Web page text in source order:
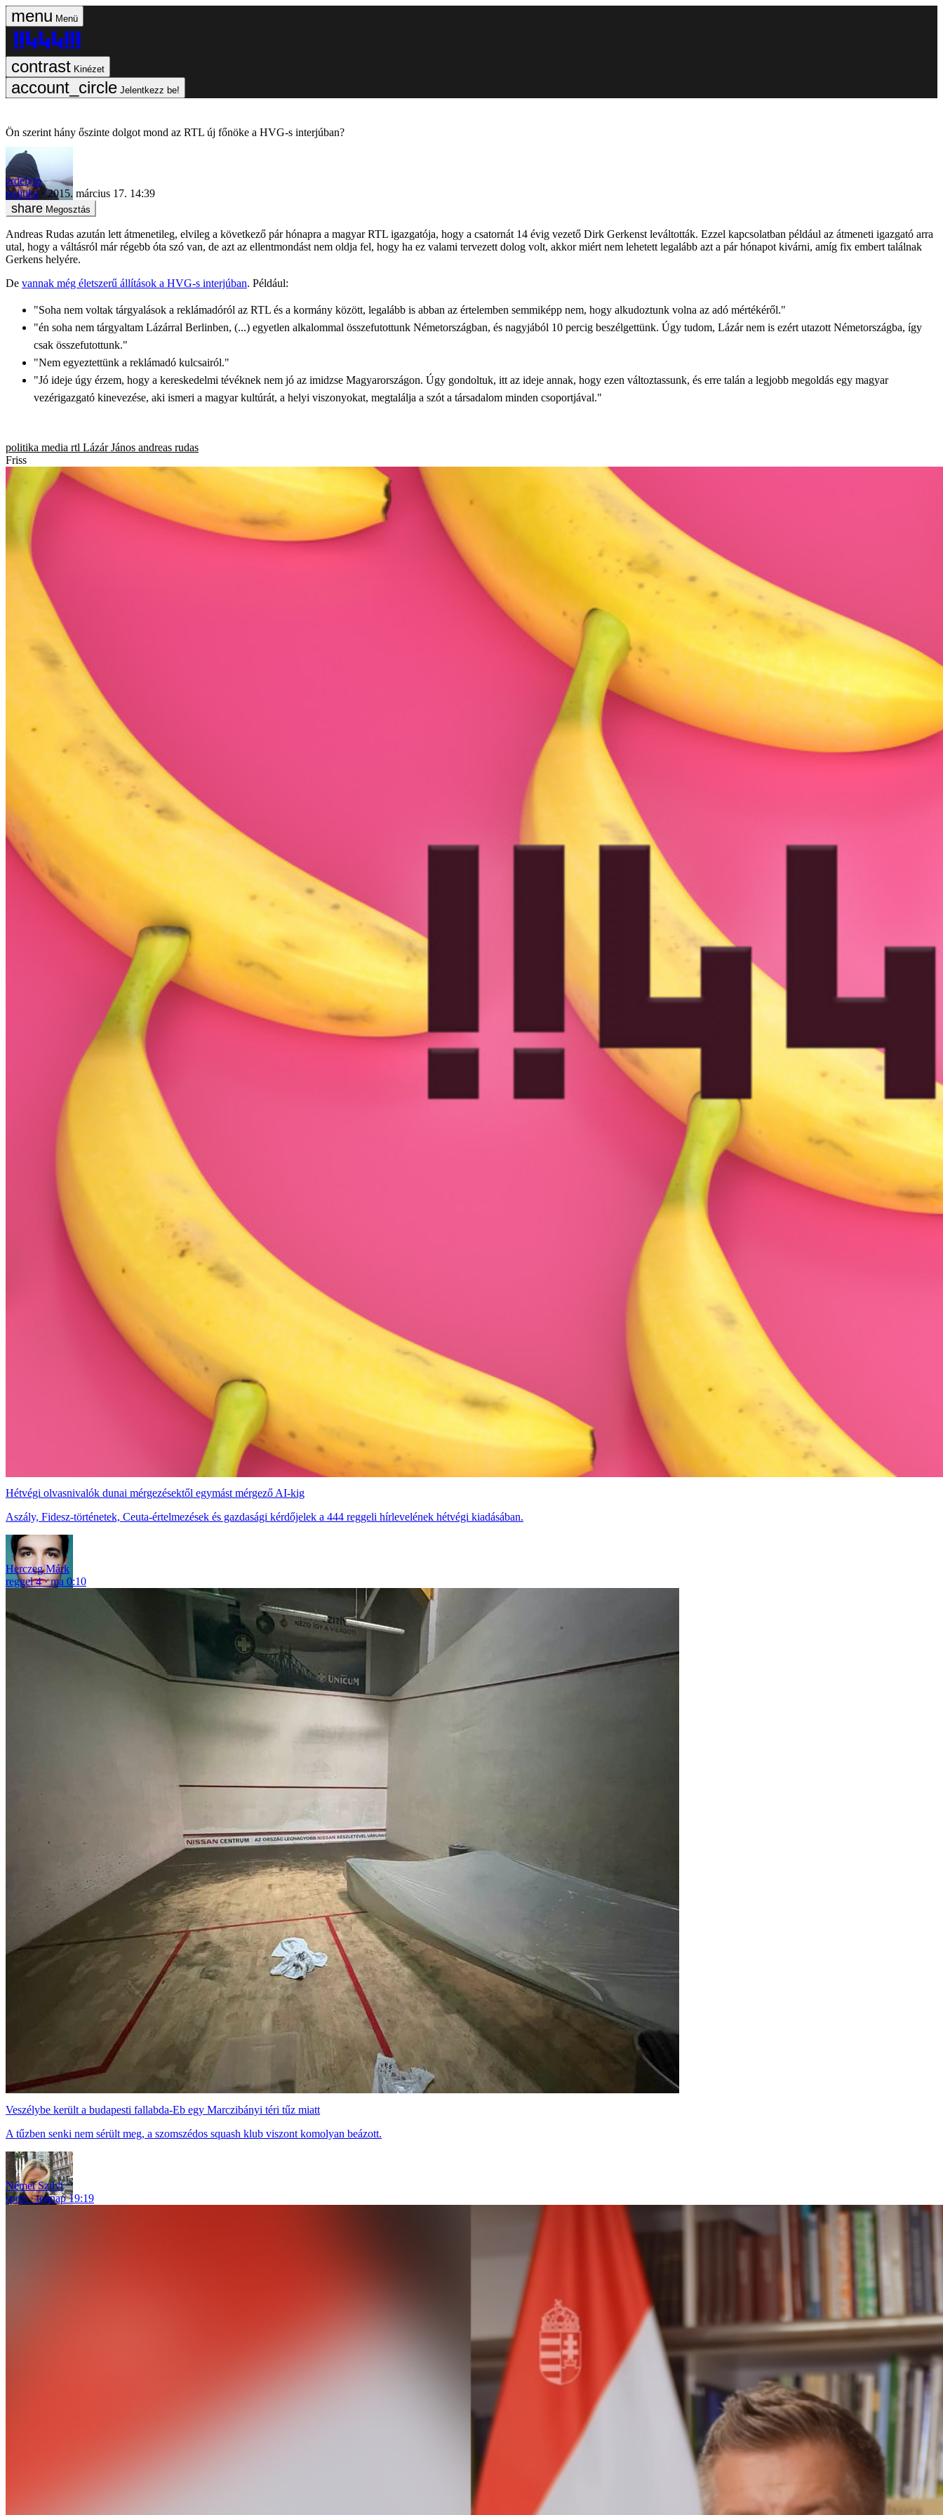
Menü
Kinézet
Jelentkezz be!
Ön szerint hány őszinte dolgot mond az RTL új főnöke a HVG-s interjúban?
erdelyip
politika
2015. március 17. 14:39
Megosztás
Andreas Rudas azután lett átmenetileg, elvileg a következő pár hónapra a magyar RTL igazgatója, hogy a csatornát 14 évig vezető Dirk Gerkenst leváltották. Ezzel kapcsolatban például az átmeneti igazgató arra
utal, hogy a váltásról már régebb óta szó van, de azt az ellentmondást nem oldja fel, hogy ha ez valami tervezett dolog volt, akkor miért nem lehetett legalább azt a pár hónapot kivárni, amíg fix embert találnak
Gerkens helyére.
De vannak még életszerű állítások a HVG-s interjúban. Például:
"Soha nem voltak tárgyalások a reklámadóról az RTL és a kormány között, legalább is abban az értelemben semmiképp nem, hogy alkudoztunk volna az adó mértékéről."
"én soha nem tárgyaltam Lázárral Berlinben, (...) egyetlen alkalommal összefutottunk Németországban, és nagyjából 10 percig beszélgettünk. Úgy tudom, Lázár nem is ezért utazott Németországba, így
csak összefutottunk."
"Nem egyeztettünk a reklámadó kulcsairól."
"Jó ideje úgy érzem, hogy a kereskedelmi tévéknek nem jó az imidzse Magyarországon. Úgy gondoltuk, itt az ideje annak, hogy ezen változtassunk, és erre talán a legjobb megoldás egy magyar
vezérigazgató kinevezése, aki ismeri a magyar kultúrát, a helyi viszonyokat, megtalálja a szót a társadalom minden csoportjával."
politika media rtl Lázár János andreas rudas
Friss
Hétvégi olvasnivalók dunai mérgezésektől egymást mérgező AI-kig
Aszály, Fidesz-történetek, Ceuta-értelmezések és gazdasági kérdőjelek a 444 reggeli hírlevelének hétvégi kiadásában.
Herczeg Márk
reggel 4
ma 0:10
Veszélybe került a budapesti fallabda-Eb egy Marczibányi téri tűz miatt
A tűzben senki nem sérült meg, a szomszédos squash klub viszont komolyan beázott.
Német Szilvi
sport
tegnap 19:19